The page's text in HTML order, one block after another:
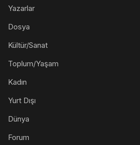
Yazarlar
Dosya
Kültür/Sanat
Toplum/Yaşam
Kadın
Yurt Dışı
Dünya
Forum